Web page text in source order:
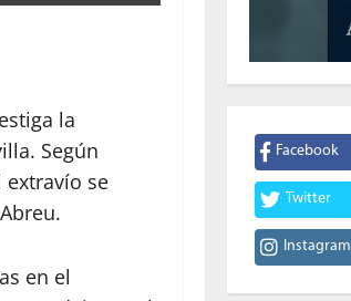
la
Según
extravío se
en el
Facebook
Twitter
Instagram